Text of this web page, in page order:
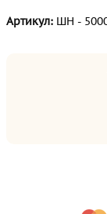
Артикул: ШН -